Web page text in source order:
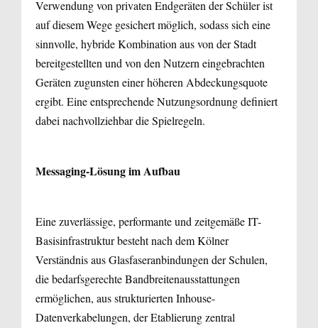
Verwendung von privaten Endgeräten der Schüler ist
auf diesem Wege gesichert möglich, sodass sich eine
sinnvolle, hybride Kombination aus von der Stadt
bereitgestellten und von den Nutzern eingebrachten
Geräten zugunsten einer höheren Abdeckungsquote
ergibt. Eine entsprechende Nutzungsordnung definiert
dabei nachvollziehbar die Spielregeln.
Messaging-Lösung im Aufbau
Eine zuverlässige, performante und zeitgemäße IT-
Basisinfrastruktur besteht nach dem Kölner
Verständnis aus Glasfaser­anbindungen der Schulen,
die bedarfsgerechte Bandbreitenausstattungen
ermöglichen, aus strukturierten Inhouse-
Datenverkabelungen, der Etablierung zentral